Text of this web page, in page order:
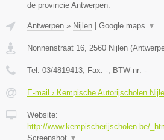
de provincie Antwerpen.
Antwerpen » Nijlen Google maps ▼
Nonnenstraat 16, 2560 Nijlen (
Tel: 03/4819413, Fax: -, BTW-nr: -
E-mail › Kempische Autorijscholen
Website:
http://www.kempischerijscholen.be/
Screenshot ▼